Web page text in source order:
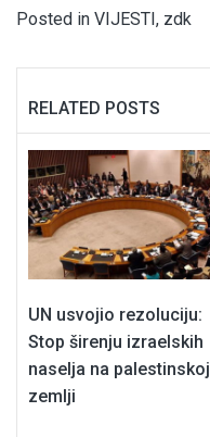
Posted in VIJESTI, zdk
RELATED POSTS
UN usvojio rezoluciju:
Stop širenju izraelskih
naselja na palestinskoj
zemlji